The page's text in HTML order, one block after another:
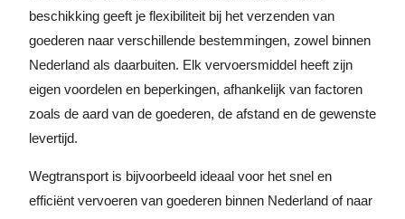
beschikking geeft je flexibiliteit bij het verzenden van
goederen naar verschillende bestemmingen, zowel binnen
Nederland als daarbuiten. Elk vervoersmiddel heeft zijn
eigen voordelen en beperkingen, afhankelijk van factoren
zoals de aard van de goederen, de afstand en de gewenste
levertijd.
Wegtransport is bijvoorbeeld ideaal voor het snel en
efficiënt vervoeren van goederen binnen Nederland of naar